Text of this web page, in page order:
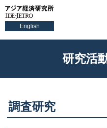
English
研究活
調査研究